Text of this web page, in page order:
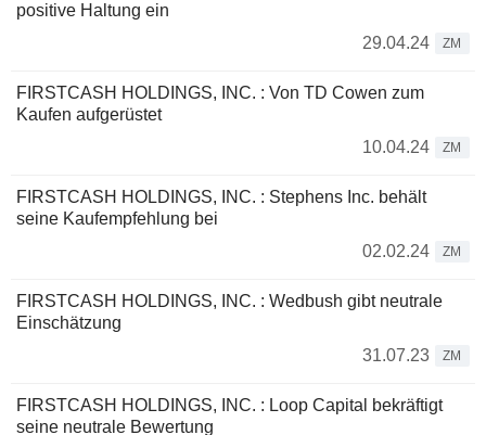
positive Haltung ein
29.04.24
ZM
FIRSTCASH HOLDINGS, INC. : Von TD Cowen zum
Kaufen aufgerüstet
10.04.24
ZM
FIRSTCASH HOLDINGS, INC. : Stephens Inc. behält
seine Kaufempfehlung bei
02.02.24
ZM
FIRSTCASH HOLDINGS, INC. : Wedbush gibt neutrale
Einschätzung
31.07.23
ZM
FIRSTCASH HOLDINGS, INC. : Loop Capital bekräftigt
seine neutrale Bewertung